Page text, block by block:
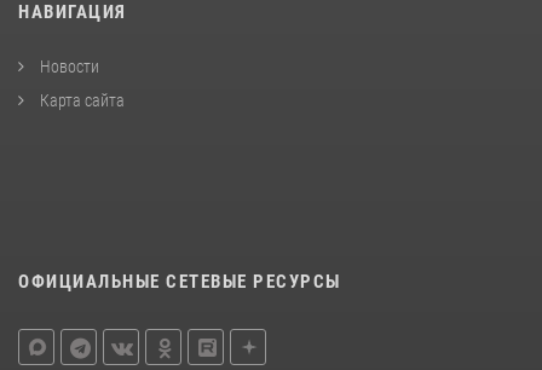
НАВИГАЦИЯ
Новости
Карта сайта
ОФИЦИАЛЬНЫЕ СЕТЕВЫЕ РЕСУРСЫ